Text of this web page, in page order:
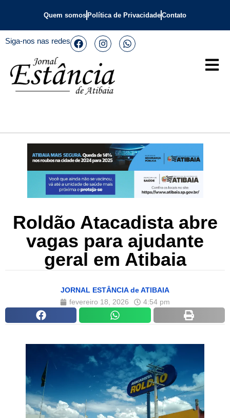
Quem somos Política de PrivacidadeContato
Siga-nos nas redes
Roldão Atacadista abre
vagas para ajudante
geral em Atibaia
JORNAL ESTÂNCIA de ATIBAIA
fevereiro 18, 2026
4:54 pm